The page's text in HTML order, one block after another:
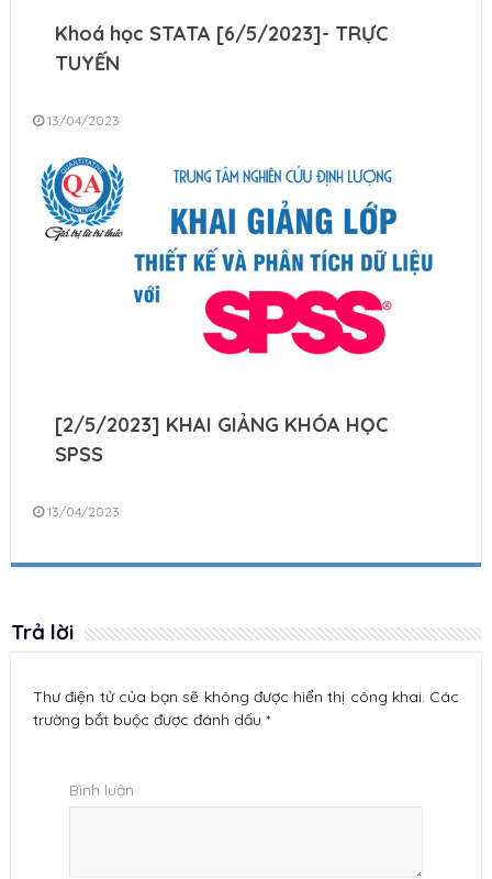
Khoá học STATA [6/5/2023]- TRỰC
TUYẾN
13/04/2023
[2/5/2023] KHAI GIẢNG KHÓA HỌC
SPSS
13/04/2023
Trả lời
Thư điện tử của bạn sẽ không được hiển thị công khai. Các
trường bắt buộc được đánh dấu *
Bình luận